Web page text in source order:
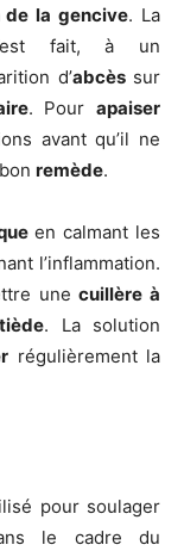
de la gencive. La
fait, à un
d’abcèssur
. Pourapaiser
avant qu’il ne
remède.
en calmant les
l’inflammation.
unecuillère à
. La solution
régulièrement la
pour soulager
le cadre du